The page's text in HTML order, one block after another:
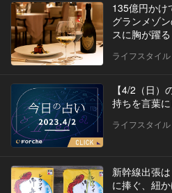
135億円かけ
グランメゾ
スに胸が躍る
ライフスタイル
【4/2（日
持ちを言葉
ライフスタイル
新幹線出張
に捧ぐ、紐